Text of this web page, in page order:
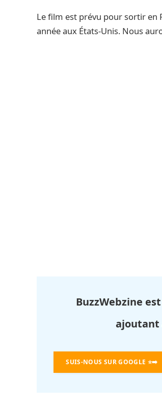
Le film est prévu pour sortir en
année aux États-Unis. Nous
BuzzWebzine
ajoutant
SUIS-NOUS SUR GOOGLE ⭐➡️